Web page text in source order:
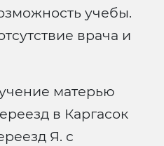
учебы.
врача и
матерью
в Каргасок
Я. с